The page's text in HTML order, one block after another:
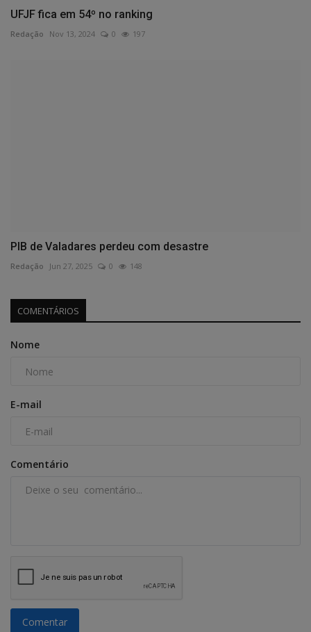
UFJF fica em 54º no ranking
Redação Nov 13, 2024 0 197
PIB de Valadares perdeu com desastre
Redação Jun 27, 2025 0 148
COMENTÁRIOS
Nome
E-mail
Comentário
Comentar